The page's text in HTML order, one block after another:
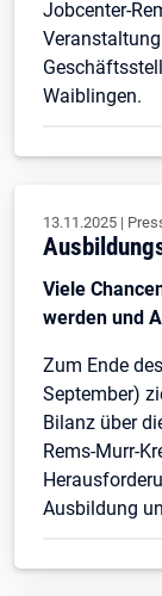
Jobcenter-
Waiblingen.
13.11.2025 |
Viele
werden und
Zum Ende
September)
Bilanz über
Rems-Murr-
Ausbildung